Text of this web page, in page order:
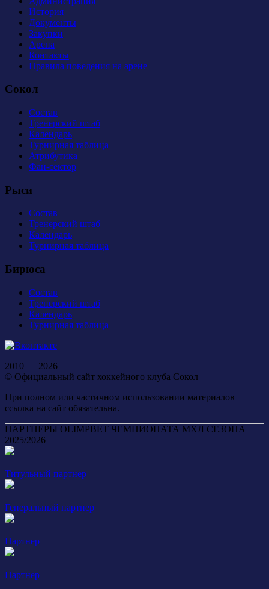
История
Документы
Закупки
Арена
Контакты
Правила поведения на арене
Сокол
Состав
Тренерский штаб
Календарь
Турнирная таблица
Атрибутика
Фан-сектор
Рыси
Состав
Тренерский штаб
Календарь
Турнирная таблица
Бирюса
Состав
Тренерский штаб
Календарь
Турнирная таблица
2010 — 2026
© Официальный сайт хоккейного клуба Сокол
При полном или частичном использовании материалов
ссылка на сайт обязательна.
ПАРТНЕРЫ OLIMPBET ЧЕМПИОНАТА МХЛ СЕЗОНА
2025/2026
Титульный партнер
Генеральный партнер
Партнер
Партнер